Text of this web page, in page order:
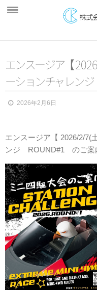
会社案内
製品紹介
製造製品
雪下ろし装置
設備紹介
主要設備
検査機器
プレスリリース
特許紹介
採用情報
エンスージア【
ーショ ンチャ レンジ
2026年2月6日
エンスージア【 2026/2/7(
ンジ ROUND#1 のご案